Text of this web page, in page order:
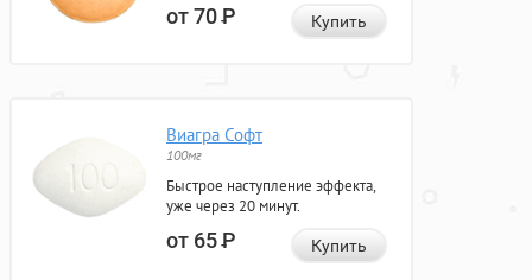
от 70Р Купить
Виагра Софт
100мг
Быстрое наступление эффекта,
уже через 20 минут.
от 65Р Купить